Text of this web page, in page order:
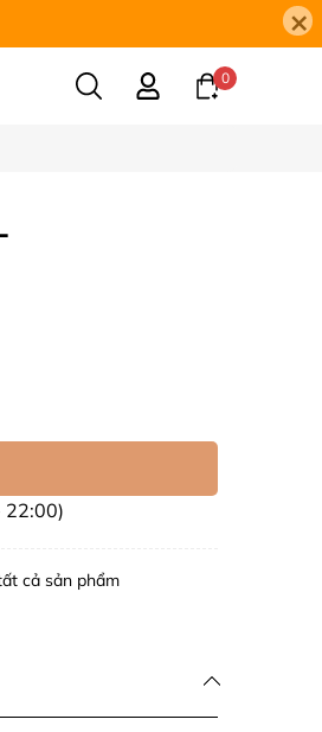
×
0
cả sản phẩm